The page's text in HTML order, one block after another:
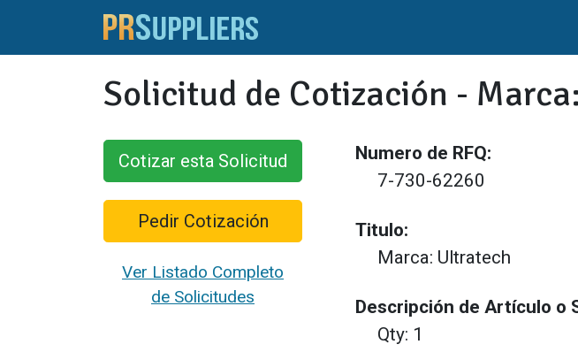
Solicitud de Cotización -
Cotizar esta Solicitud
Pedir Cotización
Ver Listado Completo
de Solicitudes
Numero de RFQ:
7-730-62260
Titulo:
Marca: Ultratech
Descripción de Artículo o
Qty: 1